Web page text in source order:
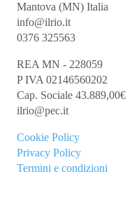
Mantova (MN) Italia
info@ilrio.it
0376 325563
REA MN - 228059
P IVA 02146560202
Cap. Sociale 43.889,00€
ilrio@pec.it
Cookie Policy
Privacy Policy
Termini e condizioni